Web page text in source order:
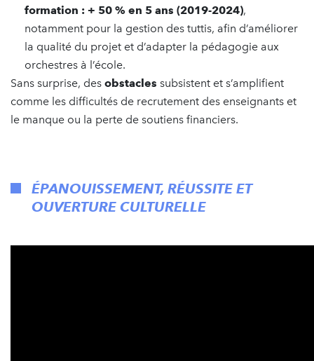
formation : + 50 % en 5 ans (2019-2024),
notamment pour la gestion des tuttis, afin d’améliorer
la qualité du projet et d’adapter la pédagogie aux
orchestres à l’école.
Sans surprise, des obstacles subsistent et s’amplifient
comme les difficultés de recrutement des enseignants et
le manque ou la perte de soutiens financiers.
ÉPANOUISSEMENT, RÉUSSITE ET
OUVERTURE CULTURELLE